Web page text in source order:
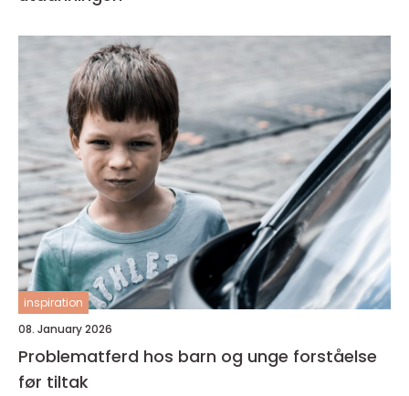
inspiration
08. January 2026
Problematferd hos barn og unge forståelse
før tiltak